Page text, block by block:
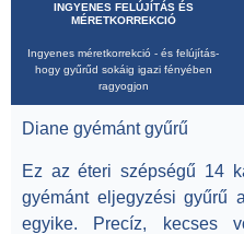
INGYENES FELÚJÍTÁS ÉS
MÉRETKORREKCIÓ
Ingyenes méretkorrekció - és felújítás-
hogy gyűrűd sokáig igazi fényében
ragyogjon
Diane gyémánt gyűrű
Ez azéteri szépségű 14
gyémánt eljegyzési gyűrű
egyike. Precíz, kecses